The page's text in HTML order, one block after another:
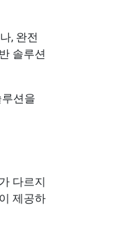
, 완전
솔루션
션을
다르지
제공하